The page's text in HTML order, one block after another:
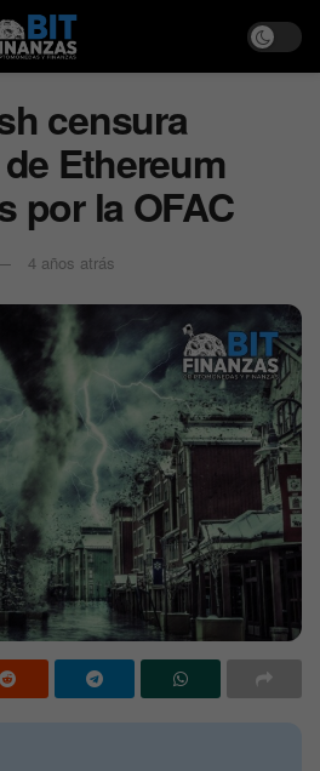
censura
Ethereum
por la OFAC
4 años atrás